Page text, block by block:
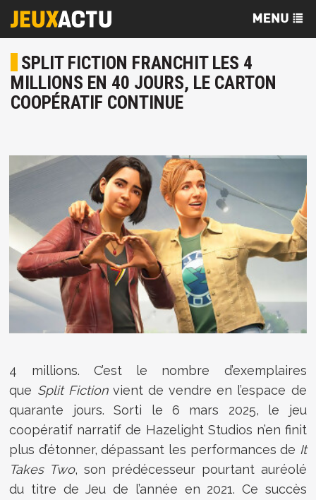
SPLIT FICTION FRANCHIT LES 4
MILLIONS EN 40 JOURS, LE CARTON
COOPÉRATIF CONTINUE
4 millions. C’est le nombre d’exemplaires
que Split Fictionvient de vendre en l’espace de
quarante jours. Sorti le 6 mars 2025, le jeu
coopératif narratif de Hazelight Studios n’en finit
plus d’étonner, dépassant les performances de It
Takes Two, son prédécesseur pourtant auréolé
du titre de Jeu de l’année en 2021. Ce succès